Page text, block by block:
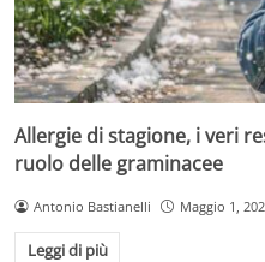
Allergie di stagione, i veri
ruolo delle graminacee
Antonio Bastianelli Maggio 1,
Leggi di più